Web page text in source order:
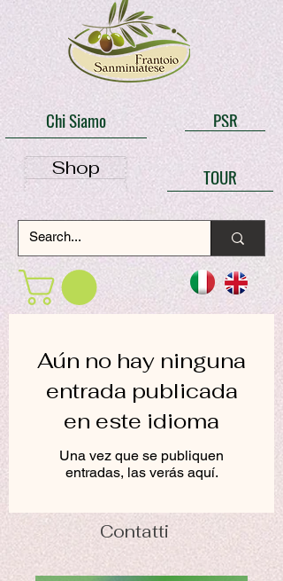
Chi Siamo
Shop
PSR
TOUR
Aún no hay ninguna
entrada publicada
en este idioma
Una vez que se publiquen
entradas, las verás aquí.
Contatti